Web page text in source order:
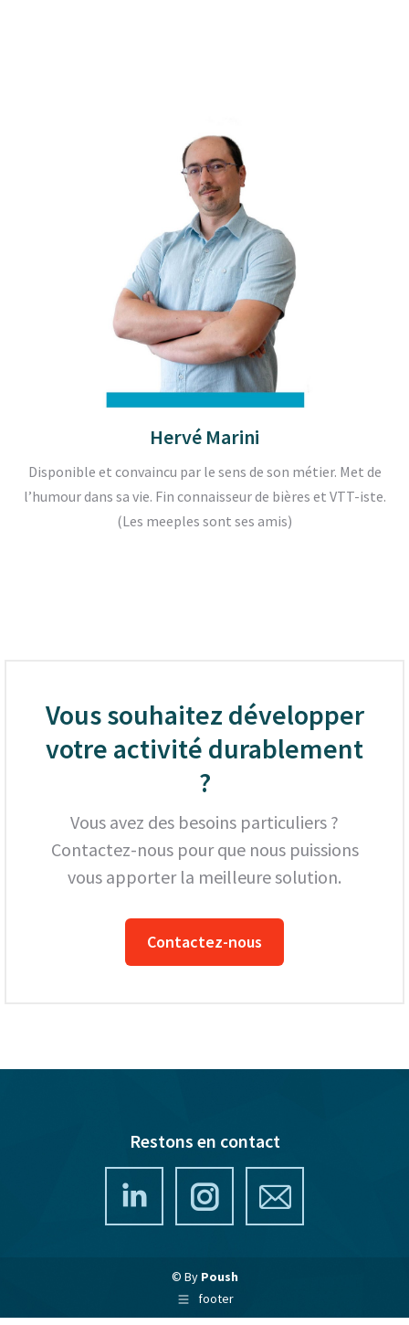
Hervé Marini
Disponible et convaincu par le sens de son métier. Met de
l’humour dans sa vie. Fin connaisseur de bières et VTT-iste.
(Les meeples sont ses amis)
Vous souhaitez développer
votre activité durablement
?
Vous avez des besoins particuliers ?
Contactez-nous pour que nous puissions
vous apporter la meilleure solution.
Contactez-nous
Restons en contact
LinkedIn Instagram Mail
© By Poush
footer